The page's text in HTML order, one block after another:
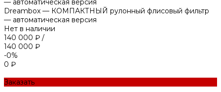
Dreambox — КОМПАКТНЫЙ рулонный флисовый фильтр
— автоматическая версия
Нет в наличии
140 000 ₽ /
140 000 ₽
-0%
0 ₽
Заказать